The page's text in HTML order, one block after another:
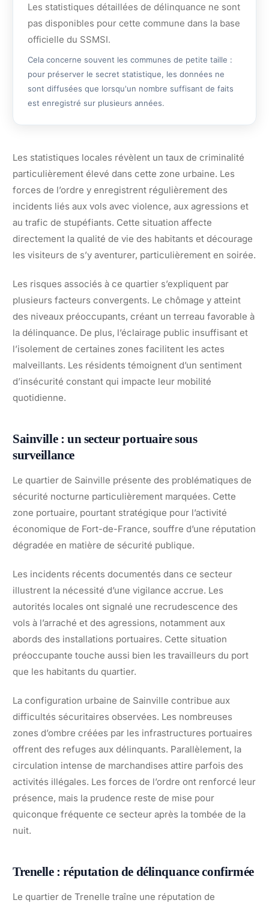
Les statistiques détaillées de délinquance ne sont
pas disponibles pour cette commune dans la base
officielle du SSMSI.
Cela concerne souvent les communes de petite taille :
pour préserver le secret statistique, les données ne
sont diffusées que lorsqu'un nombre suffisant de faits
est enregistré sur plusieurs années.
Les statistiques locales révèlent un taux de criminalité
particulièrement élevé dans cette zone urbaine. Les
forces de l’ordre y enregistrent régulièrement des
incidents liés aux vols avec violence, aux agressions et
au trafic de stupéfiants. Cette situation affecte
directement la qualité de vie des habitants et décourage
les visiteurs de s’y aventurer, particulièrement en soirée.
Les risques associés à ce quartier s’expliquent par
plusieurs facteurs convergents. Le chômage y atteint
des niveaux préoccupants, créant un terreau favorable à
la délinquance. De plus, l’éclairage public insuffisant et
l’isolement de certaines zones facilitent les actes
malveillants. Les résidents témoignent d’un sentiment
d’insécurité constant qui impacte leur mobilité
quotidienne.
Sainville : un secteur portuaire sous
surveillance
Le quartier de Sainville présente des problématiques de
sécurité nocturne particulièrement marquées. Cette
zone portuaire, pourtant stratégique pour l’activité
économique de Fort-de-France, souffre d’une réputation
dégradée en matière de sécurité publique.
Les incidents récents documentés dans ce secteur
illustrent la nécessité d’une vigilance accrue. Les
autorités locales ont signalé une recrudescence des
vols à l’arraché et des agressions, notamment aux
abords des installations portuaires. Cette situation
préoccupante touche aussi bien les travailleurs du port
que les habitants du quartier.
La configuration urbaine de Sainville contribue aux
difficultés sécuritaires observées. Les nombreuses
zones d’ombre créées par les infrastructures portuaires
offrent des refuges aux délinquants. Parallèlement, la
circulation intense de marchandises attire parfois des
activités illégales. Les forces de l’ordre ont renforcé leur
présence, mais la prudence reste de mise pour
quiconque fréquente ce secteur après la tombée de la
nuit.
Trenelle : réputation de délinquance confirmée
Le quartier de Trenelle traîne une réputation de